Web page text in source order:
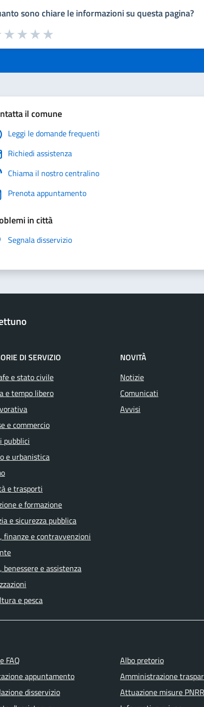
sono chiare le informazioni su questa pagina?
da 1 a 5 stelle la pagina
Valuta 5 stelle su 5
Valuta 4 stelle su 5
Valuta 3 stelle su 5
Valuta 2 stelle su 5
1 stelle su 5
il comune
Leggi le domande frequenti
Richiedi assistenza
Chiama il nostro centralino
Prenota appuntamento
in città
Segnala disservizio
DI SERVIZIO
e stato civile
e tempo libero
e commercio
pubblici
e urbanistica
e trasporti
e formazione
e sicurezza pubblica
finanze e contravvenzioni
benessere e assistenza
e pesca
NOVITÀ
Notizie
Comunicati
Avvisi
FAQ
appuntamento
disservizio
Albo pretorio
Amministrazione
Attuazione misure PNRR